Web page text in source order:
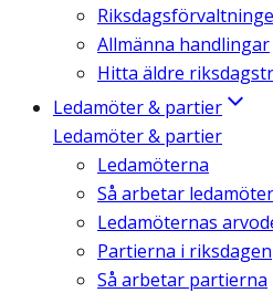
Allmänna handlingar
Hitta äldre
Ledamöter & partier
Ledamöter & partier
Ledamöterna
Så arbetar
Ledamöternas
Partierna i riksdagen
Så arbetar partierna